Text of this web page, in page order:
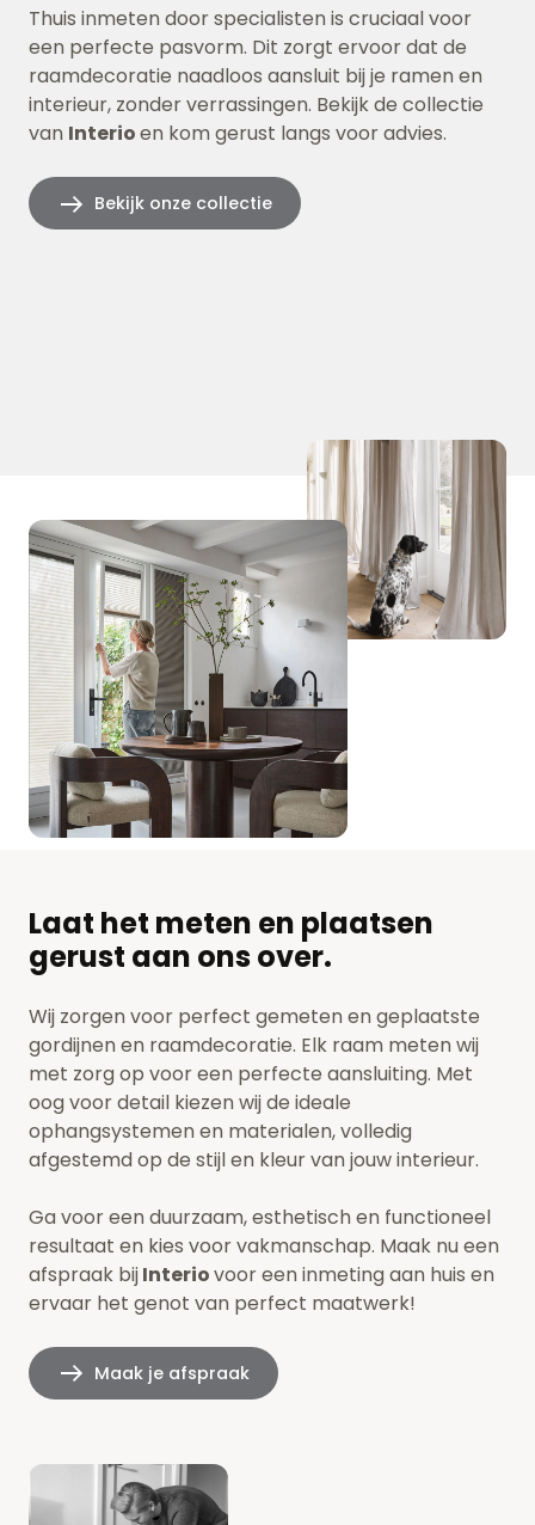
Thuis inmeten door specialisten is cruciaal voor
een perfecte pasvorm. Dit zorgt ervoor dat de
raamdecoratie naadloos aansluit bij je ramen en
interieur, zonder verrassingen. Bekijk de collectie
van Interioen kom gerust langs voor advies.
Bekijk onze collectie
Laat het meten en plaatsen
gerust aan ons over.
Wij zorgen voor perfect gemeten en geplaatste
gordijnen en raamdecoratie. Elk raam meten wij
met zorg op voor een perfecte aansluiting. Met
oog voor detail kiezen wij de ideale
ophangsystemen en materialen, volledig
afgestemd op de stijl en kleur van jouw interieur.
Ga voor een duurzaam, esthetisch en functioneel
resultaat en kies voor vakmanschap. Maak nu een
afspraak bijInteriovoor een inmeting aan huis en
ervaar het genot van perfect maatwerk!
Maak je afspraak